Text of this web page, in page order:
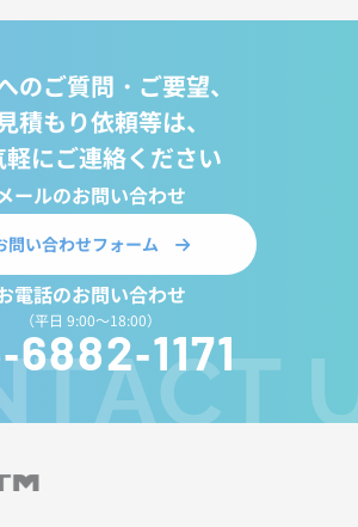
のご質問・ご要望、
積もり依頼等は、
軽にご連絡ください
ールのお問い合わせ
問い合わせフォーム
電話のお問い合わせ
（平日 9:00～18:00）
6882-1171